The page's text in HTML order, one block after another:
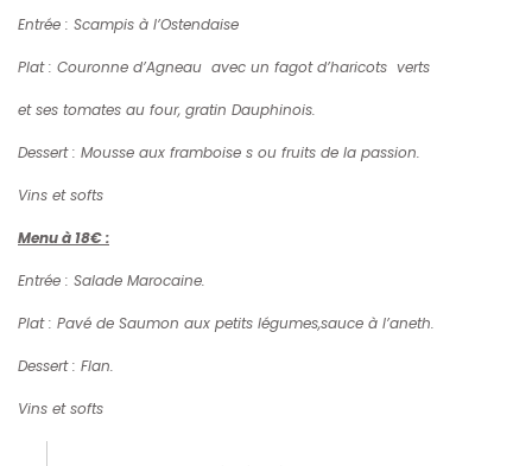
Entrée : Scampis à l’Ostendaise
Plat : Couronne d’Agneau avec un fagot d’haricots verts
et ses tomates au four, gratin Dauphinois.
Dessert : Mousse aux framboise s ou fruits de la passion.
Vins et softs
Menu à 18€ :
Entrée : Salade Marocaine.
Plat : Pavé de Saumon aux petits légumes,sauce à l’aneth.
Dessert : Flan.
Vins et softs